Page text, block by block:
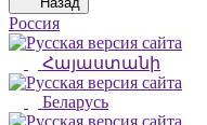
Россия
Հայաստանի
Беларусь